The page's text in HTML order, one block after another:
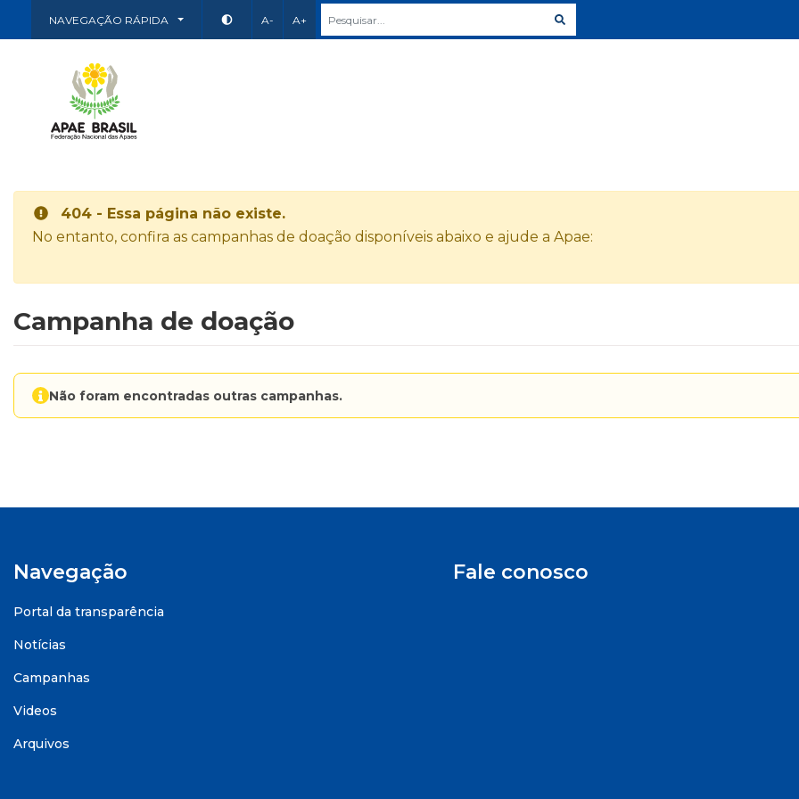
NAVEGAÇÃO RÁPIDA A- A+
404 - Essa página não existe.
No entanto, confira as campanhas de doação disponíveis abaixo e ajude a Apae:
Campanha de doação
Não foram encontradas outras campanhas.
Navegação
Portal da transparência
Notícias
Campanhas
Videos
Arquivos
Fale conosco